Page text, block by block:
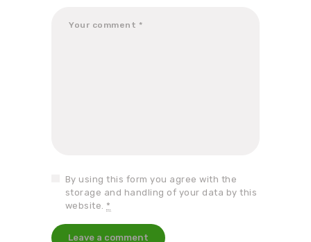
By using this form you agree with the
storage and handling of your data by this
website. *